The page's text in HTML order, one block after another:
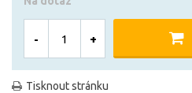
- +
Tisknout stránku